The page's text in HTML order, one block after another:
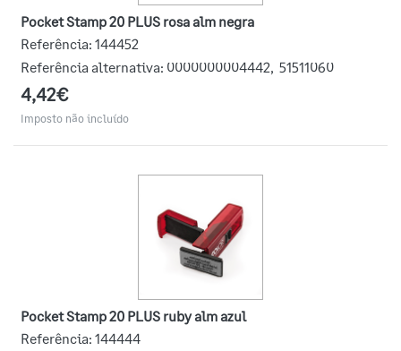
Pocket Stamp 20 PLUS rosa alm negra
Referência: 144452
Referência alternativa: 0000000004442, 51511060
4,42€
Imposto não incluído
Pocket Stamp 20 PLUS ruby alm azul
Referência: 144444